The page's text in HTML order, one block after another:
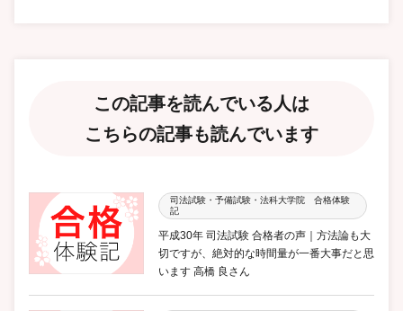
この記事を読んでいる人は
こちらの記事も読んでいます
司法試験・予備試験・法科大学院 合格体験
記
平成30年 司法試験 合格者の声｜方法論も大
切ですが、絶対的な時間量が一番大事だと思
います 高橋 良さん